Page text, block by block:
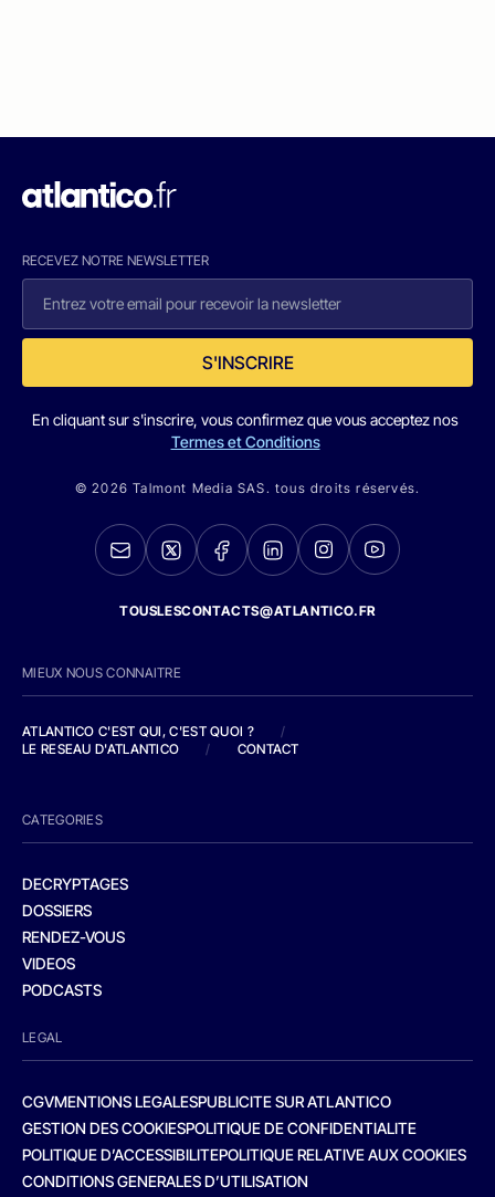
RECEVEZ NOTRE NEWSLETTER
S'INSCRIRE
En cliquant sur s'inscrire, vous confirmez que vous acceptez nos
Termes et Conditions
© 2026 Talmont Media SAS. tous droits réservés.
TOUSLESCONTACTS@ATLANTICO.FR
MIEUX NOUS CONNAITRE
ATLANTICO C'EST QUI, C'EST QUOI ?
/
LE RESEAU D'ATLANTICO
/ CONTACT
CATEGORIES
DECRYPTAGES
DOSSIERS
RENDEZ-VOUS
VIDEOS
PODCASTS
LEGAL
CGVMENTIONS LEGALESPUBLICITE SUR ATLANTICO
GESTION DES COOKIESPOLITIQUE DE CONFIDENTIALITE
POLITIQUE D’ACCESSIBILITEPOLITIQUE RELATIVE AUX COOKIES
CONDITIONS GENERALES D’UTILISATION